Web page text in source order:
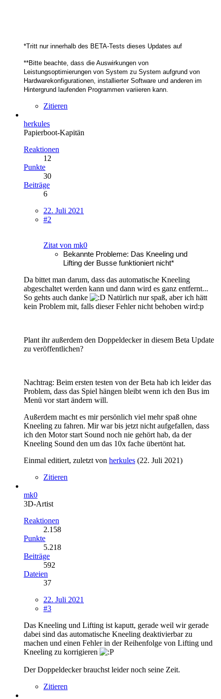
*Tritt nur innerhalb des BETA-Tests dieses Updates auf
**Bitte beachte, dass die Auswirkungen von
Leistungsoptimierungen von System zu System aufgrund von
Hardwarekonfigurationen, installierter Software und anderen im
Hintergrund laufenden Programmen variieren kann.
Zitieren
herkules
Papierboot-Kapitän
Reaktionen
12
Punkte
30
Beiträge
6
22. Juli 2021
#2
Zitat von mk0
Bekannte Probleme: Das Kneeling und
Lifting der Busse funktioniert nicht*
Da bittet man darum, dass das automatische Kneeling
abgeschaltet werden kann und dann wird es ganz entfernt...
So gehts auch danke
Natürlich nur spaß, aber ich hätt
kein Problem mit, falls dieser Fehler nicht behoben wird:p
Plant ihr außerdem den Doppeldecker in diesem Beta Update
zu veröffentlichen?
Nachtrag: Beim ersten testen von der Beta hab ich leider das
Problem, dass das Spiel hängen bleibt wenn ich den Bus im
Menü vor start ändern will.
Außerdem macht es mir persönlich viel mehr spaß ohne
Kneeling zu fahren. Mir war bis jetzt nicht aufgefallen, dass
ich den Motor start Sound noch nie gehört hab, da der
Kneeling Sound den um das 10x fache übertönt hat.
Einmal editiert, zuletzt von herkules (22. Juli 2021)
Zitieren
mk0
3D-Artist
Reaktionen
2.158
Punkte
5.218
Beiträge
592
Dateien
37
22. Juli 2021
#3
Das Kneeling und Lifting ist kaputt, gerade weil wir gerade
dabei sind das automatische Kneeling deaktivierbar zu
machen und einen Fehler in der Reihenfolge von Lifting und
Kneeling zu korrigieren
Der Doppeldecker brauchst leider noch seine Zeit.
Zitieren